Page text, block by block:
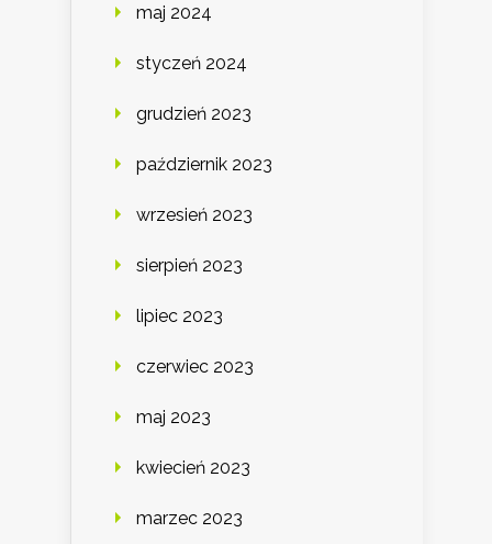
maj 2024
styczeń 2024
grudzień 2023
październik 2023
wrzesień 2023
sierpień 2023
lipiec 2023
czerwiec 2023
maj 2023
kwiecień 2023
marzec 2023